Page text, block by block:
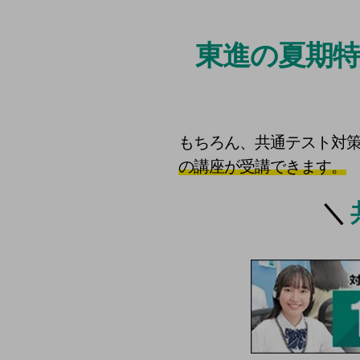
東進の夏期
もちろん、共通テスト対
の講座が受講できます。
＼